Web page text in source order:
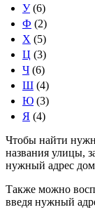
У(6)
Ф (2)
Х (5)
Ц (3)
Ч (6)
Ш (4)
Ю (3)
Я (4)
Чтобы найти
названия улицы,
нужный адрес
Также можно
введя нужный